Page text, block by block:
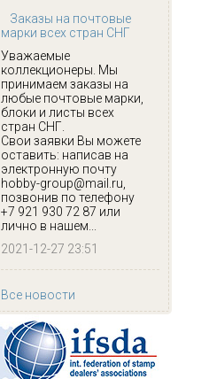
Заказы на почтовые
марки всех стран СНГ
Уважаемые
коллекционеры. Мы
принимаем заказы на
любые почтовые марки,
блоки и листы всех
стран СНГ.
Свои заявки Вы можете
оставить: написав на
электронную почту
hobby-group@mail.ru,
позвонив по телефону
+7 921 930 72 87 или
лично в нашем...
2021-12-27 23:51
Все новости